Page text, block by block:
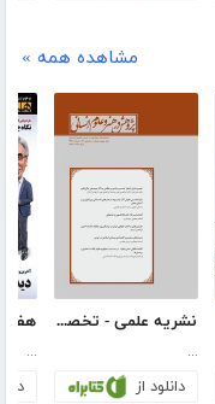
مشاهده همه »
نشریه علمی - تخصصی پژوهش در هنر و علوم انسانی - شماره 16
...
دانلود از
...